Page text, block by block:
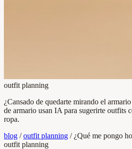
outfit planning
¿Cansado de quedarte mirando el
de armario usan IA para sugerirte outfits
ropa.
blog / outfit planning / ¿Qué me pongo
outfit planning